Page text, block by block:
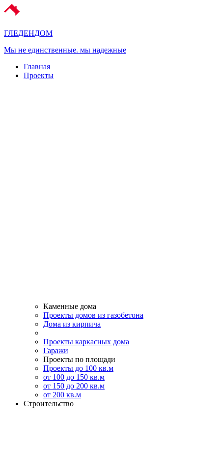
ГЛЕДЕНДОМ
Мы не единственные. мы надежные
Главная
Проекты
Каменные дома
Проекты домов из газобетона
Дома из кирпича
Проекты каркасных дома
Гаражи
Проекты по площади
Проекты до 100 кв.м
от 100 до 150 кв.м
от 150 до 200 кв.м
от 200 кв.м
Строительство